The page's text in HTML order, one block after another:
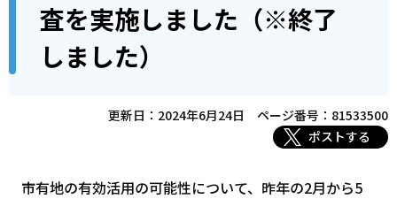
査を実施しました（※終了
しました）
更新日：2024年6月24日
ページ番号：81533500
ポストする
市有地の有効活用の可能性について、昨年の2月から5